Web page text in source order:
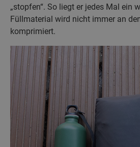
„stopfen“. So liegt er jedes Mal ein
Füllmaterial wird nicht immer an
komprimiert.